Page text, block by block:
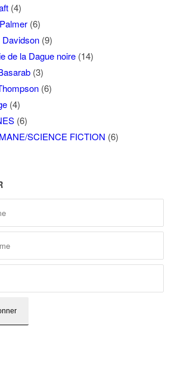
(4)
(6)
(9)
de la Dague noire(14)
(3)
(6)
(4)
(6)
SCIENCE FICTION (6)